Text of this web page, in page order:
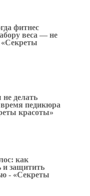
фитнес
веса — не
«Секреты
делать
педикюра
красоты»
как
и защитить
- «Секреты